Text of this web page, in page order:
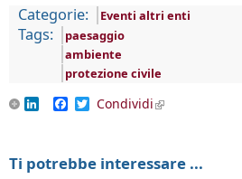
Categorie: Eventi altri enti
Tags:
paesaggio
ambiente
protezione civile
LinkedInFacebook
Twitter
Condividi(link is external)
Ti potrebbe interessare ...